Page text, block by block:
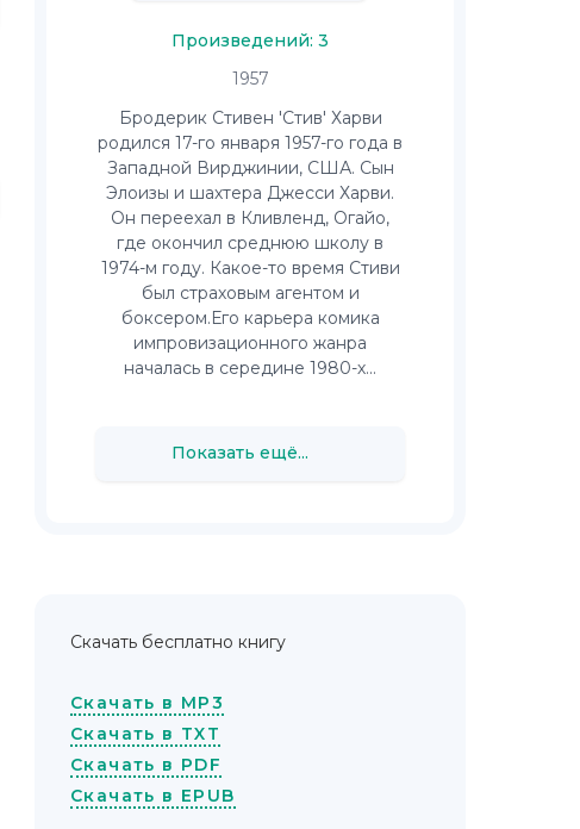
Произведений: 3
1957
Бродерик Стивен 'Стив' Харви
родился 17-го января 1957-го года в
Западной Вирджинии, США. Сын
Элоизы и шахтера Джесси Харви.
Он переехал в Кливленд, Огайо,
где окончил среднюю школу в
1974-м году. Какое-то время Стиви
был страховым агентом и
боксером.Его карьера комика
импровизационного жанра
началась в середине 1980-х...
Показать ещё...
Скачать бесплатно книгу
Скачать в MP3
Скачать в TXT
Скачать в PDF
Скачать в EPUB